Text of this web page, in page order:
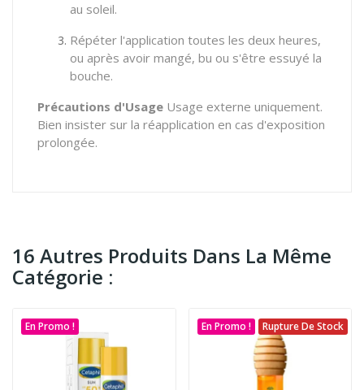
au soleil.
Répéter l'application toutes les deux heures,
ou après avoir mangé, bu ou s'être essuyé la
bouche.
Précautions d'Usage Usage externe uniquement.
Bien insister sur la réapplication en cas d'exposition
prolongée.
16 Autres Produits Dans La Même
Catégorie :
En Promo ! En Promo ! Rupture De Stock